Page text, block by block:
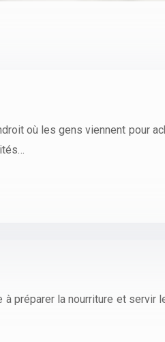
où les gens viennent pour
préparer la nourriture et